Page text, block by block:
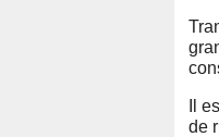
Il
de